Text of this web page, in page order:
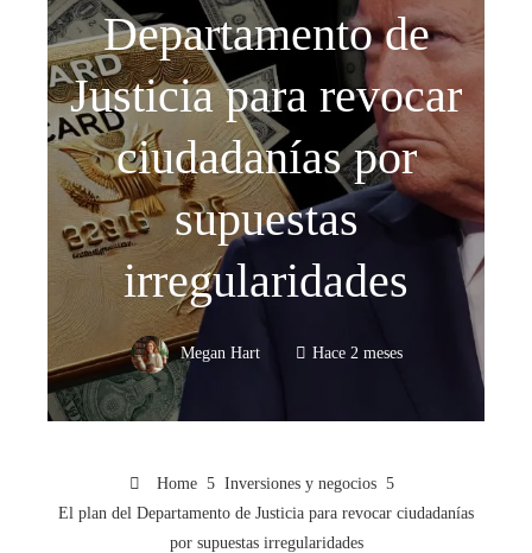
Departamento de
Justicia para revocar
ciudadanías por
supuestas
irregularidades
Megan Hart Hace 2 meses
Home
Inversiones y negocios
El plan del Departamento de Justicia para revocar ciudadanías
por supuestas irregularidades